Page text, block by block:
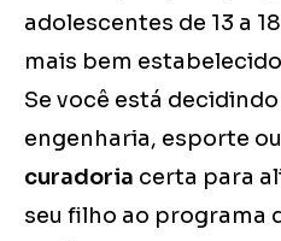
adolescentes de 13 a
mais bem
Se você está
engenharia, esporte
curadoria certa para
seu filho ao programa